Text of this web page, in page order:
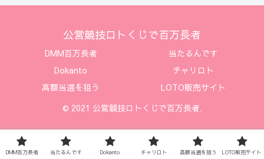
公営競技ロトくじで百万長者
DMM百万長者
当たるんです
Dokanto
チャリロト
高額当選を狙う
LOTO販売サイト
© 2021 公営競技ロトくじで百万長者.
DMM百万長者 当たるんです Dokanto チャリロト 高額当選を狙う LOTO販売サイト